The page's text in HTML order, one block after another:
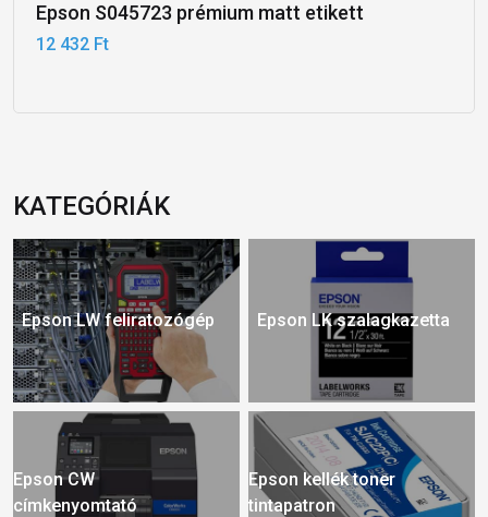
Epson S045723 prémium matt etikett
12 432 Ft
KATEGÓRIÁK
Epson LW feliratozógép Epson LK szalagkazetta
Epson CW
címkenyomtató
Epson kellék toner
tintapatron